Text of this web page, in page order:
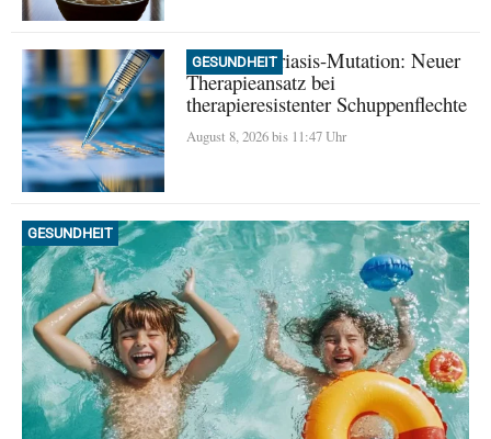
GESUNDHEIT
Seltene Psoriasis-Mutation: Neuer
Therapieansatz bei
therapieresistenter Schuppenflechte
August 8, 2026 bis 11:47 Uhr
GESUNDHEIT